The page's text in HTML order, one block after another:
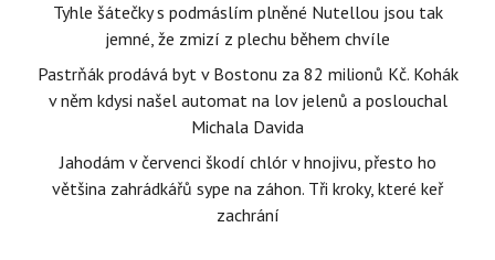
Tyhle šátečky s podmáslím plněné Nutellou jsou tak
jemné, že zmizí z plechu během chvíle
Pastrňák prodává byt v Bostonu za 82 milionů Kč. Kohák
v něm kdysi našel automat na lov jelenů a poslouchal
Michala Davida
Jahodám v červenci škodí chlór v hnojivu, přesto ho
většina zahrádkářů sype na záhon. Tři kroky, které keř
zachrání